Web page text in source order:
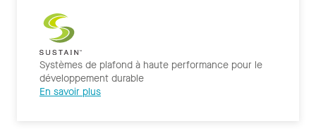
Systèmes de plafond à haute performance pour le
développement durable
En savoir plus